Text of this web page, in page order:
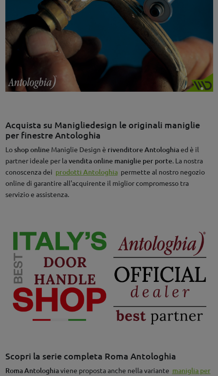
Acquista su Manigliedesign le originali maniglie
per finestre Antologhia
Loshop onlineManiglie Design è rivenditore Antologhiaed è il
partner ideale per lavendita online maniglie per porte. La nostra
conoscenza dei prodotti Antologhia permette al nostro negozio
online di garantire all'acquirente il miglior compromesso tra
servizio e assistenza.
Scopri la serie completa Roma Antologhia
Roma Antologhiaviene proposta anche nella variante maniglia per